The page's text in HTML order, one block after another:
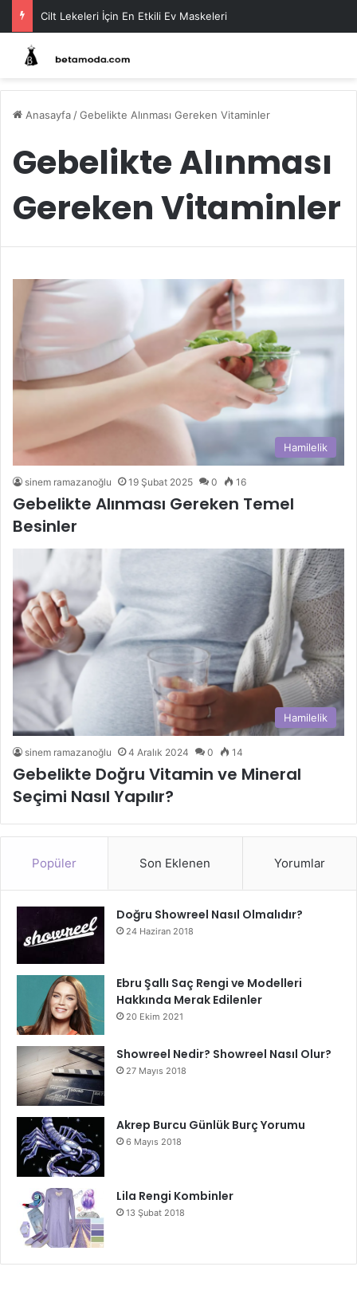
Cilt Lekeleri İçin En Etkili Ev Maskeleri
Anasayfa /Gebelikte Alınması Gereken Vitaminler
Gebelikte Alınması
Gereken Vitaminler
Hamilelik
sinem ramazanoğlu 19 Şubat 2025 0 16
Gebelikte Alınması Gereken Temel
Besinler
Hamilelik
sinem ramazanoğlu 4 Aralık 2024 0 14
Gebelikte Doğru Vitamin ve Mineral
Seçimi Nasıl Yapılır?
Popüler Son Eklenen Yorumlar
Doğru Showreel Nasıl Olmalıdır?
24 Haziran 2018
Ebru Şallı Saç Rengi ve Modelleri
Hakkında Merak Edilenler
20 Ekim 2021
Showreel Nedir? Showreel Nasıl Olur?
27 Mayıs 2018
Akrep Burcu Günlük Burç Yorumu
6 Mayıs 2018
Lila Rengi Kombinler
13 Şubat 2018